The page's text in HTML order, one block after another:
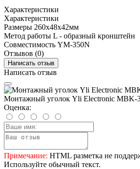
Характеристики
Характеристики
Размеры 260x48x42мм
Метод работы L - oбразный кронштейн
Совместимость YM-350N
Отзывов (0)
Написать отзыв
Написать отзыв
Монтажный уголок Yli Electronic MBK-
Оценка:
Примечание: HTML разметка не
Используйте обычный текст.